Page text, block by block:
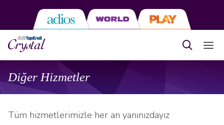
Diğer Hizmetler
Tüm hizmetlerimizle her an yanınızdayız